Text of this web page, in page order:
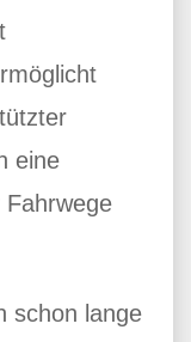
eine
Fahrwege
schon lange